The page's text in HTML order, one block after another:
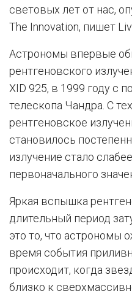
световых лет от нас,
The Innovation, пишет
Астрономы впервые
рентгеновского
XID 925, в 1999 году с
телескопа Чандра. С
рентгеновское
становилось
излучение стало
первоначального
Яркая вспышка
длительный период
это то, что астрономы
время события
происходит, когда
близко к